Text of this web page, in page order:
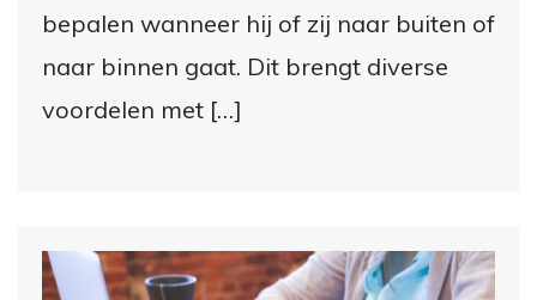
bepalen wanneer hij of zij naar buiten of
naar binnen gaat. Dit brengt diverse
voordelen met […]